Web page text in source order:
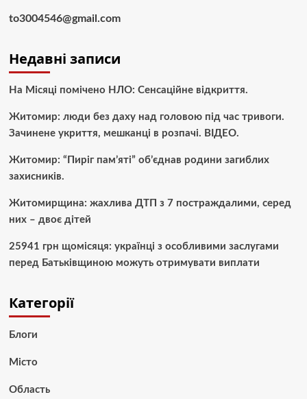
to3004546@gmail.com
Недавні записи
На Місяці помічено НЛО: Сенсаційне відкриття.
Житомир: люди без даху над головою під час тривоги.
Зачинене укриття, мешканці в розпачі. ВІДЕО.
Житомир: “Пиріг пам’яті” об’єднав родини загиблих
захисників.
Житомирщина: жахлива ДТП з 7 постраждалими, серед
них – двоє дітей
25941 грн щомісяця: українці з особливими заслугами
перед Батьківщиною можуть отримувати виплати
Категорії
Блоги
Місто
Область